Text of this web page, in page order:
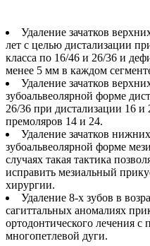
Удаление зачатков
лет с целью дистализации
класса по 16/46 и 26/36 и
менее 5 мм в каждом
Удаление зачатков
зубоальвеолярной форме
26/36 при дистализации 16 и
премоляров 14 и 24.
Удаление зачатков
зубоальвеолярной форме
случаях такая тактика
исправить мезиальный
хирургии.
Удаление 8-х зубов в
сагиттальных аномалиях
ортодонтического лечения
многопетлевой дуги.